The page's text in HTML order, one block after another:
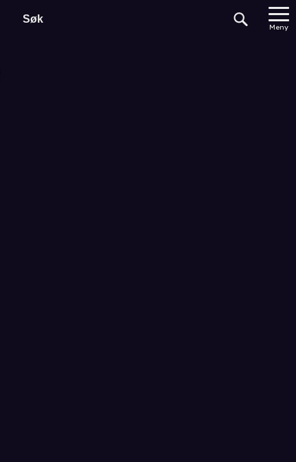
Meny